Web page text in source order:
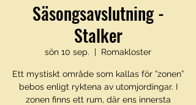
Säsongsavslutning -
Stalker
sön 10 sep.
  |
Romakloster
Ett mystiskt område som kallas för ”zonen”
bebos enligt ryktena av utomjordingar. I
zonen finns ett rum, där ens innersta